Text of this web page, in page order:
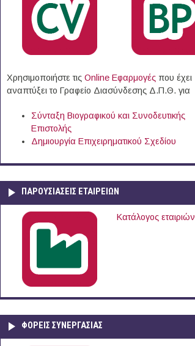
Κ.Νευροκοπίου
Χρησιμοποιήστε τις Online Eφαρμογές που έχει
αναπτύξει το Γραφείο Διασύνδεσης Δ.Π.Θ. για
Σύνταξη Βιογραφικού και Συνοδευτικής
Επιστολής
Δημιουργία Επιχειρηματικού Σχεδίου
ΠΑΡΟΥΣΙΆΣΕΙΣ ΕΤΑΙΡΕΙΏΝ
Κατάλογος εταιριών
ΦΟΡΕΙΣ ΣΥΝΕΡΓΑΣΙΑΣ